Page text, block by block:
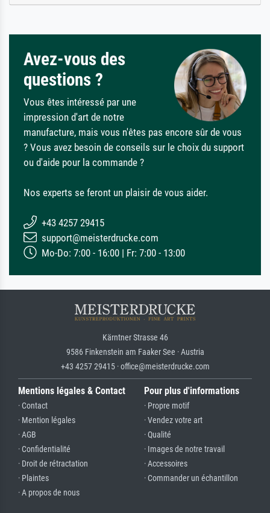
Avez-vous des
questions ?
Vous êtes intéressé par une
impression d'art de notre
manufacture, mais vous n'êtes pas encore sûr de vous
? Vous avez besoin de conseils sur le choix du support
ou d'aide pour la commande ?
Nos experts se feront un plaisir de vous aider.
+43 4257 29415
support@meisterdrucke.com
Mo-Do: 7:00 - 16:00 | Fr: 7:00 - 13:00
Kärntner Strasse 46
9586 Finkenstein am Faaker See · Austria
+43 4257 29415 · office@meisterdrucke.com
Mentions légales & Contact
· Contact
· Mention légales
· AGB
· Confidentialité
· Droit de rétractation
· Plaintes
· A propos de nous
Pour plus d'informations
· Propre motif
· Vendez votre art
· Qualité
· Images de notre travail
· Accessoires
· Commander un échantillon